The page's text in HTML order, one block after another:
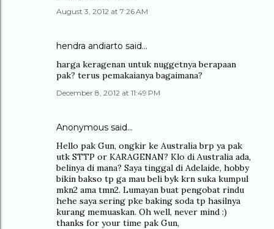
August 3, 2012 at 7:26 AM
hendra andiarto said…
harga keragenan untuk nuggetnya berapaan
pak? terus pemakaianya bagaimana?
December 8, 2012 at 11:49 PM
Anonymous said…
Hello pak Gun, ongkir ke Australia brp ya pak
utk STTP or KARAGENAN? Klo di Australia ada,
belinya di mana? Saya tinggal di Adelaide, hobby
bikin bakso tp ga mau beli byk krn suka kumpul
mkn2 ama tmn2. Lumayan buat pengobat rindu
hehe saya sering pke baking soda tp hasilnya
kurang memuaskan. Oh well, never mind :)
thanks for your time pak Gun,